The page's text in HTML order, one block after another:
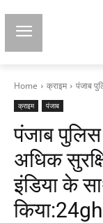
Home क्राइम पंजाब
क्राइम पंजाब
पंजाब
अधिक
इंडिया के